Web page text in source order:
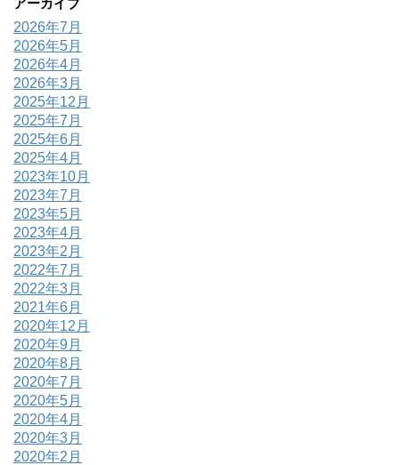
2026年7月
2026年5月
2026年4月
2026年3月
2025年12月
2025年7月
2025年6月
2025年4月
2023年10月
2023年7月
2023年5月
2023年4月
2023年2月
2022年7月
2022年3月
2021年6月
2020年12月
2020年9月
2020年8月
2020年7月
2020年5月
2020年4月
2020年3月
2020年2月